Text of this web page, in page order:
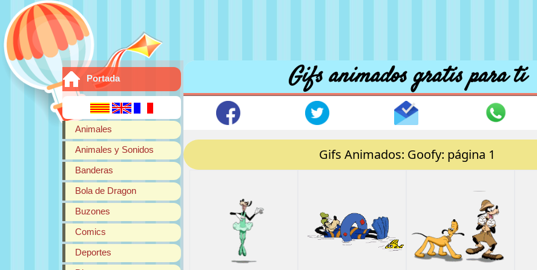
Portada
Animales
Animales y Sonidos
Banderas
Bola de Dragon
Buzones
Comics
Deportes
Gifs animados gratis para ti
Gifs Animados: Goofy: página 1